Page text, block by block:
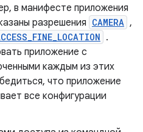
в манифесте приложения
разрешения CAMERA ,
.
приложение с
каждым из этих
что приложение
все конфигурации